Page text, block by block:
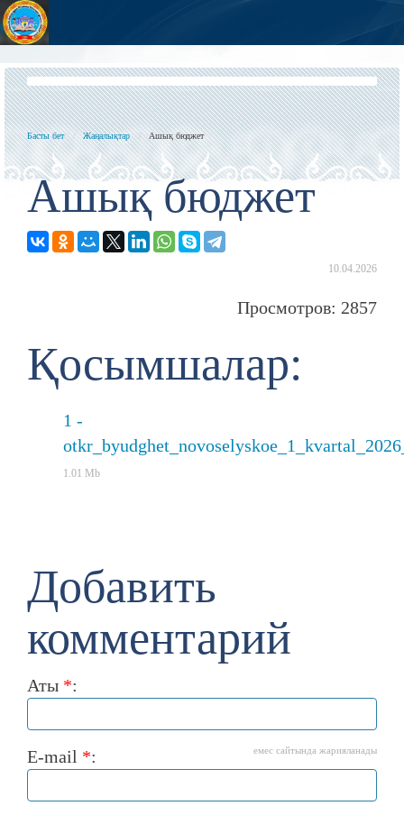
Басты бет Жаңалықтар Ашық бюджет
Ашық бюджет
10.04.2026
Просмотров: 2857
Қосымшалар:
1 -
1.01 Mb
Добавить
комментарий
Аты *:
E-mail *: емес сайтында жарияланады